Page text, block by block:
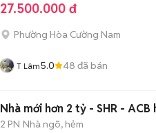
27.500.000 đ
Phường Hòa Cường Nam
T Lâm5.0 48 đã bán
2 PN Nhà ngõ, hẻm